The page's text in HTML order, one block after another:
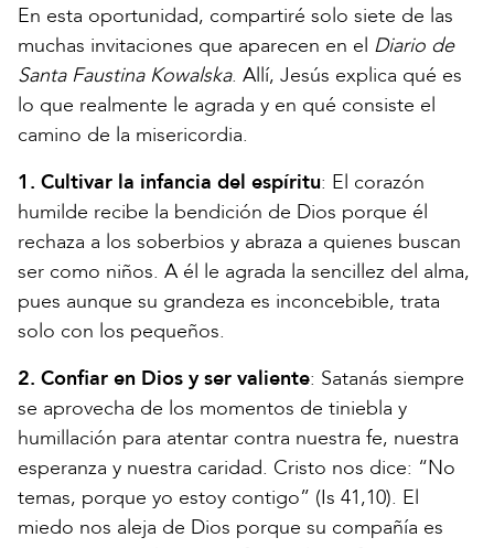
En esta oportunidad, compartiré solo siete de las
muchas invitaciones que aparecen en el Diario de
Santa Faustina Kowalska. Allí, Jesús explica qué es
lo que realmente le agrada y en qué consiste el
camino de la misericordia.
1. Cultivar la infancia del espíritu: El corazón
humilde recibe la bendición de Dios porque él
rechaza a los soberbios y abraza a quienes buscan
ser como niños. A él le agrada la sencillez del alma,
pues aunque su grandeza es inconcebible, trata
solo con los pequeños.
2. Confiar en Dios y ser valiente: Satanás siempre
se aprovecha de los momentos de tiniebla y
humillación para atentar contra nuestra fe, nuestra
esperanza y nuestra caridad. Cristo nos dice: “No
temas, porque yo estoy contigo” (Is 41,10). El
miedo nos aleja de Dios porque su compañía es